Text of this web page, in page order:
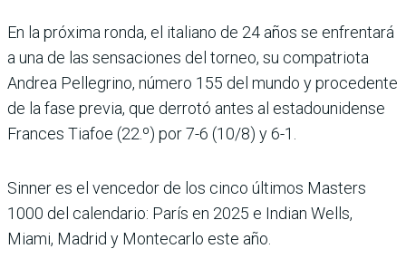
En la próxima ronda, el ita­liano de 24 años se enfren­tará
a una de las sensaciones del torneo, su compatriota
Andrea Pellegrino, número 155 del mundo y procedente
de la fase previa, que derrotó antes al estadounidense
Frances Tiafoe (22.º) por 7-6 (10/8) y 6-1.
Sinner es el vencedor de los cinco últimos Masters
1000 del calendario: París en 2025 e Indian Wells,
Miami, Madrid y Montecarlo este año.